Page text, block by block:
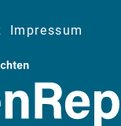
Impressum